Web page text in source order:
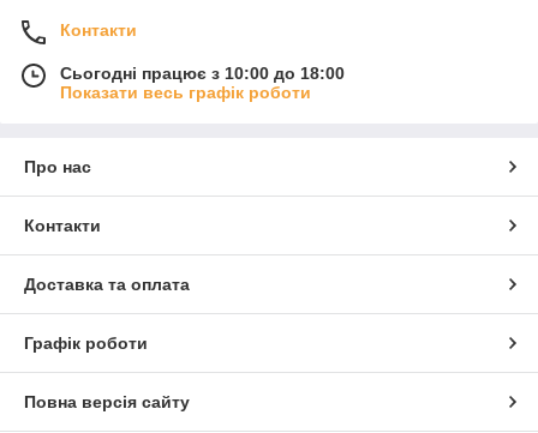
Контакти
Сьогодні працює з 10:00 до 18:00
Показати весь графік роботи
Про нас
Контакти
Доставка та оплата
Графік роботи
Повна версія сайту